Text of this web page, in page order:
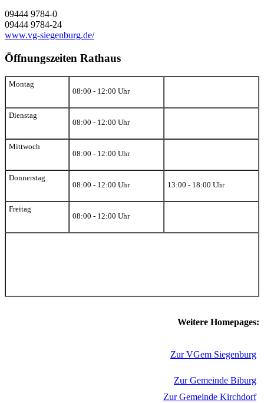
09444 9784-0
09444 9784-24
www.vg-siegenburg.de/
Öffnungszeiten Rathaus
Montag
08:00 - 12:00 Uhr
Dienstag
08:00 - 12:00 Uhr
Mittwoch
08:00 - 12:00 Uhr
Donnerstag
08:00 - 12:00 Uhr
13:00 - 18:00 Uhr
Freitag
08:00 - 12:00 Uhr
Weitere Homepages:
Zur VGem Siegenburg
Zur Gemeinde Biburg
Zur Gemeinde Kirchdorf